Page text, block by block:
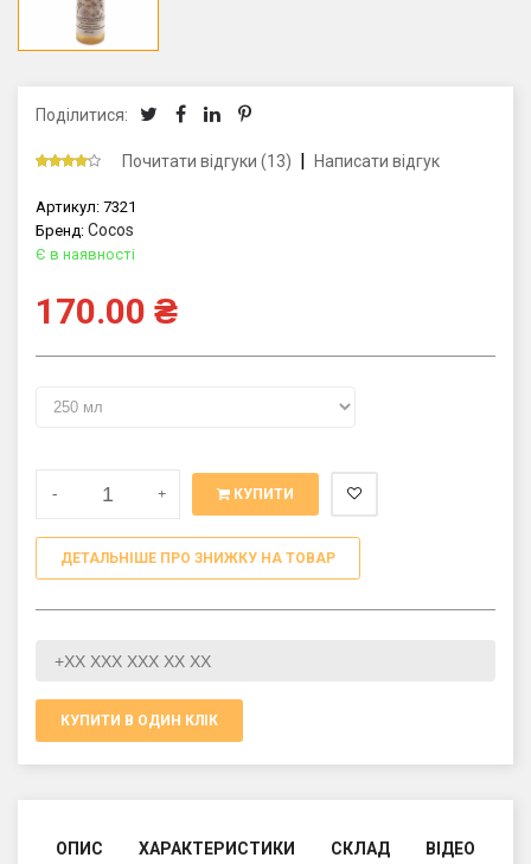
Поділитися:
Почитати відгуки (13) Написати відгук
Артикул: 7321
Бренд: Cocos
Є в наявності
170.00 ₴
- + КУПИТИ
ДЕТАЛЬНІШЕ ПРО ЗНИЖКУ НА ТОВАР
КУПИТИ В ОДИН КЛІК
ОПИС ХАРАКТЕРИСТИКИ СКЛАД ВІДЕО